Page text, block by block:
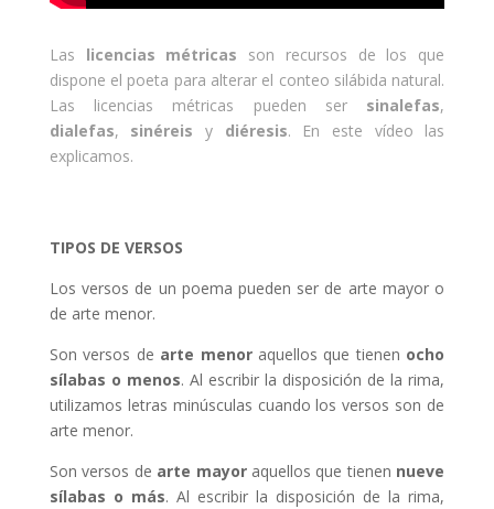
Las licencias métricas son recursos de los que
dispone el poeta para alterar el conteo silábida natural.
Las licencias métricas pueden ser sinalefas,
dialefas, sinéreis y diéresis. En este vídeo las
explicamos.
TIPOS DE VERSOS
Los versos de un poema pueden ser de arte mayor o
de arte menor.
Son versos de arte menoraquellos que tienen ocho
sílabas o menos. Al escribir la disposición de la rima,
utilizamos letras minúsculas cuando los versos son de
arte menor.
Son versos de arte mayoraquellos que tienen nueve
sílabas o más. Al escribir la disposición de la rima,